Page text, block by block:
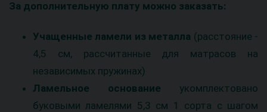
За дополнительную плату можно заказать:
Учащенные ламели из металла (расстояние -
4,5 см, рассчитанные для матрасов на
независимых пружинах)
Ламельное основание укомплектовано
буковыми ламелями 5,3 см 1 сорта с шагом